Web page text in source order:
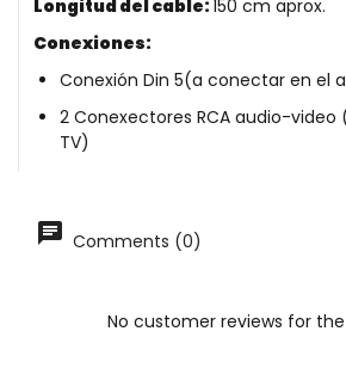
Longitud del cable:150 cm aprox.
Conexiones:
Conexión Din 5(a conectar en el
2 Conexectores RCA audio-
TV)
Comments (0)
No customer reviews for